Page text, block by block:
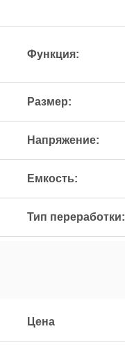
Функция:
Размер:
Напряжение:
Емкость:
Тип переработки:
Цена